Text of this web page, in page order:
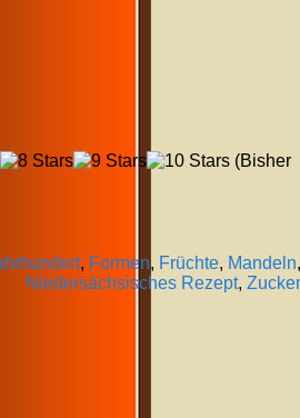
(Bisher
, Formen, Früchte, Mandeln,
Niedersächsisches Rezept, Zucker